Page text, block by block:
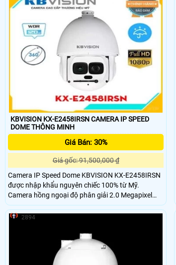
KBVISION KX-E2458IRSN CAMERA IP SPEED
DOME THÔNG MINH
Giá Bán: 30%
Giá gốc: 91,500,000 ₫
Camera IP Speed Dome KBVISION KX-E2458IRSN
được nhập khẩu nguyên chiếc 100% từ Mỹ.
Camera hồng ngoại độ phân giải 2.0 Megapixel
hình ảnh HD siêu nét, hỗ trợ chống ngược sáng,
khả năng chống nước và bụi IP67
2894